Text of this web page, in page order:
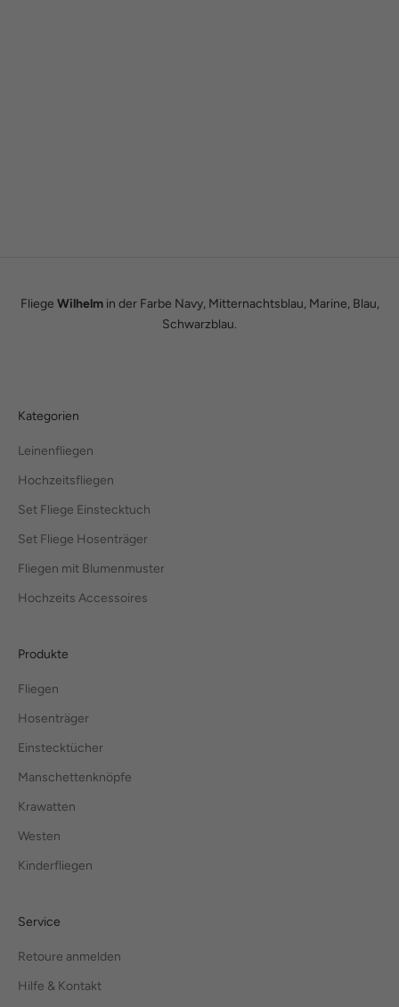
Fliege Wilhelmin der Farbe Navy, Mitternachtsblau, Marine, Blau,
Schwarzblau.
Kategorien
Leinenfliegen
Hochzeitsfliegen
Set Fliege Einstecktuch
Set Fliege Hosenträger
Fliegen mit Blumenmuster
Hochzeits Accessoires
Produkte
Fliegen
Hosenträger
Einstecktücher
Manschettenknöpfe
Krawatten
Westen
Kinderfliegen
Service
Retoure anmelden
Hilfe & Kontakt